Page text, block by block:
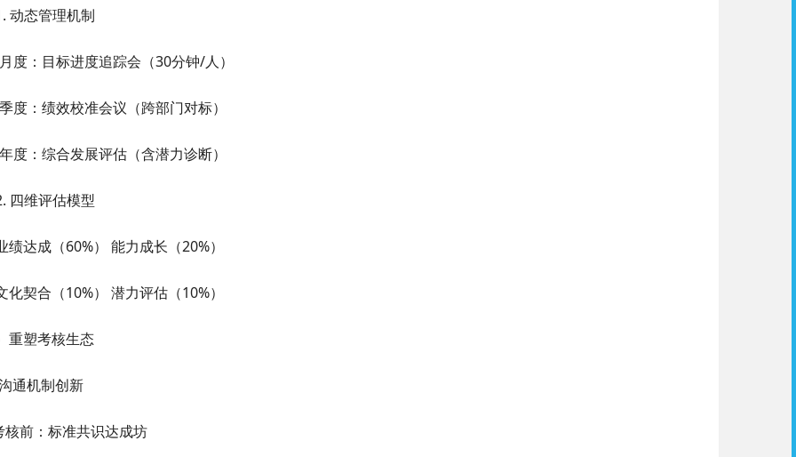
动态管理机制
月度：目标进度追踪会（30分钟/人）
季度：绩效校准会议（跨部门对标）
年度：综合发展评估（含潜力诊断）
四维评估模型
绩达成（60%） 能力成长（20%）
化契合（10%） 潜力评估（10%）
重塑考核生态
通机制创新
核前：标准共识达成坊